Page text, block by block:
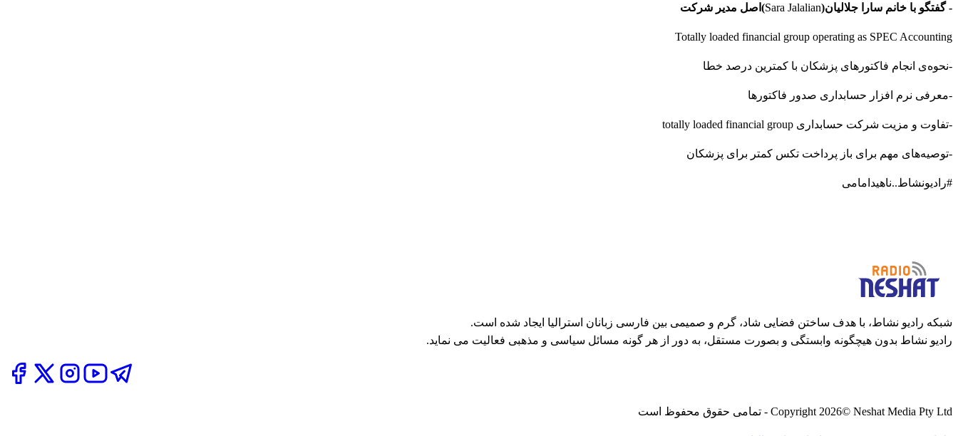
- گفتگو با خانم سارا جلاليان(Sara Jalalian
) اصل مدير شركت
Totally loaded financial group operating as SPEC Accounting
-نحوه‌ی انجام فاکتورهای پزشکان با کمترین درصد خطا
-معرفی نرم افزار حسابداری صدور فاکتورها
-تفاوت و مزیت شرکت حسابداری totally loaded financial group
-توصیه‌های مهم برای باز پرداخت تکس کمتر برای پزشکان
#رادیونشاط..ناهیدامامی
شبکه رادیو نشاط، با هدف ساختن فضایی شاد، گرم و صمیمی بین فارسی زبانان استرالیا ایجاد شده است.
رادیو نشاط بدون هیچگونه وابستگی و بصورت مستقل، به دور از هر گونه مسائل سیاسی و مذهبی فعالیت می نماید.
Copyright 2026© Neshat Media Pty Ltd - تمامی حقوق محفوظ است